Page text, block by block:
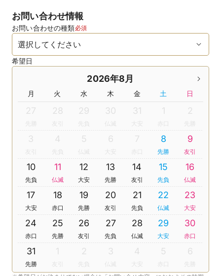
お問い合わせ情報
お問い合わせの種類必須
希望日
2026年8月
月 火 水 木 金 土 日
27 28
友引
29
先負
30
仏滅
31
大安
1 2
3
友引
4
先負
5
仏滅
6
大安
7 8
先勝
9
友引
10
先負
11
仏滅
12
大安
13
先勝
14
友引
15
先負
16
仏滅
17
大安
18
赤口
19
先勝
20
友引
21
先負
22
仏滅
23
大安
24
赤口
25
先勝
26
友引
27
先負
28
仏滅
29
大安
30
赤口
31
先勝
1
友引
2
先負
3
仏滅
4
大安
5 6